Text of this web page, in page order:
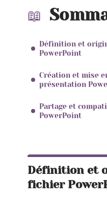
Définition et
PowerPoint
Création et mise
présentation
Partage et
PowerPoint
Définition et
fichier